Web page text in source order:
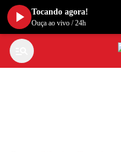
Tocando agora!
Ouça ao vivo /24h